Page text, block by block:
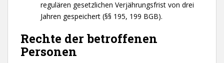
regulären gesetzlichen Verjährungsfrist von drei
Jahren gespeichert (§§ 195, 199 BGB).
Rechte der betroffenen
Personen